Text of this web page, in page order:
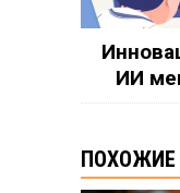
ИИ
ПОХОЖИЕ